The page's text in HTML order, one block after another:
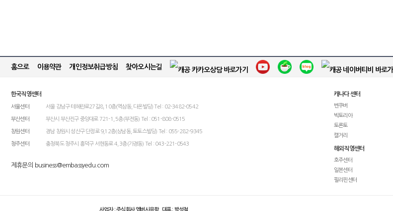
홈으로 이용약관 개인정보취급방침 찾아오시는길
한국직영센터
서울센터 서울 강남구 테헤란로27길8, 10층(역삼동, 다온빌딩) Tel : 02-3482-0542
부산센터 부산시 부산진구 중앙대로 721-1, 5층(부전동) Tel : 051-808-0515
창원센터 경남 창원시 성산구 단정로 9,12층(상남동, 토토스빌딩) Tel : 055-282-9345
청주센터 충청북도 청주시 흥덕구 서현동로 4, 3층(가경동) Tel : 043-221-0543
제휴문의 business@embassyedu.com
캐나다 센터
벤쿠버
빅토리아
토론토
캘거리
해외직영센터
호주센터
일본센터
필리핀센터